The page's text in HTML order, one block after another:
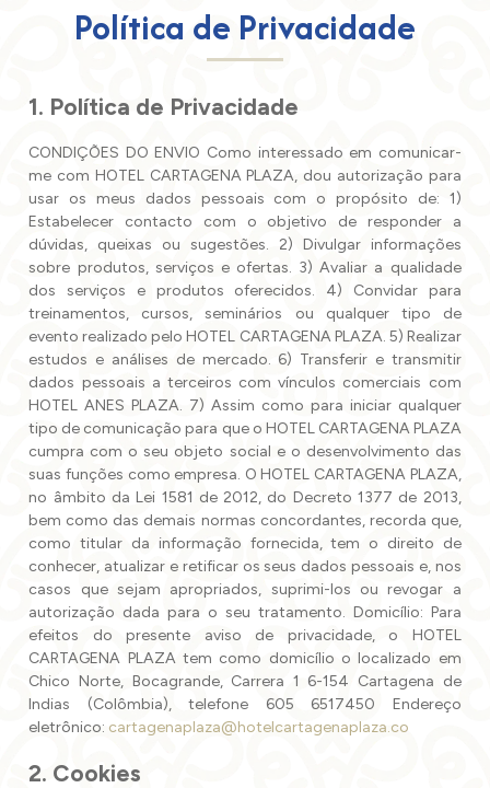
Política de Privacidade
1. Política de Privacidade
CONDIÇÕES DO ENVIO Como interessado em comunicar-
me com HOTEL CARTAGENA PLAZA, dou autorização para
usar os meus dados pessoais com o propósito de: 1)
Estabelecer contacto com o objetivo de responder a
dúvidas, queixas ou sugestões. 2) Divulgar informações
sobre produtos, serviços e ofertas. 3) Avaliar a qualidade
dos serviços e produtos oferecidos. 4) Convidar para
treinamentos, cursos, seminários ou qualquer tipo de
evento realizado pelo HOTEL CARTAGENA PLAZA. 5) Realizar
estudos e análises de mercado. 6) Transferir e transmitir
dados pessoais a terceiros com vínculos comerciais com
HOTEL ANES PLAZA. 7) Assim como para iniciar qualquer
tipo de comunicação para que o HOTEL CARTAGENA PLAZA
cumpra com o seu objeto social e o desenvolvimento das
suas funções como empresa. O HOTEL CARTAGENA PLAZA,
no âmbito da Lei 1581 de 2012, do Decreto 1377 de 2013,
bem como das demais normas concordantes, recorda que,
como titular da informação fornecida, tem o direito de
conhecer, atualizar e retificar os seus dados pessoais e, nos
casos que sejam apropriados, suprimi-los ou revogar a
autorização dada para o seu tratamento. Domicílio: Para
efeitos do presente aviso de privacidade, o HOTEL
CARTAGENA PLAZA tem como domicílio o localizado em
Chico Norte, Bocagrande, Carrera 1 6-154 Cartagena de
Indias (Colômbia), telefone 605 6517450 Endereço
eletrônico: cartagenaplaza@hotelcartagenaplaza.co
2. Cookies